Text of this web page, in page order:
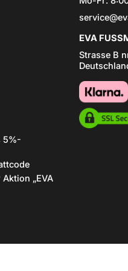
5%-
„EVA
EVA
Strasse B